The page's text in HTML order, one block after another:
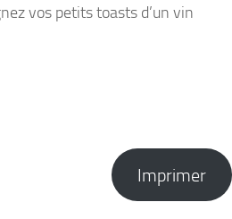
vos petits toasts d’un vin
Imprimer